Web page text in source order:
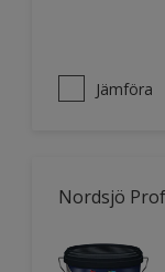
Jämföra
Nordsjö